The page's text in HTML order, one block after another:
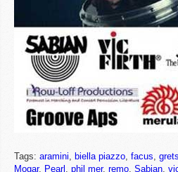
Tags: aramini, biella piazzo, facus,
Mogar, Pearl , phil mer, remo, Sabian,